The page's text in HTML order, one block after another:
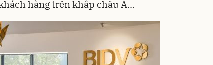
hàng trên khắp châu Á...